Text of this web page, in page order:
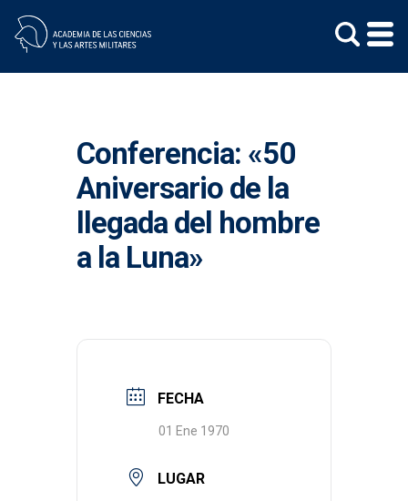
Conferencia: «50
Aniversario de la
llegada del hombre
a la Luna»
FECHA
01 Ene 1970
LUGAR